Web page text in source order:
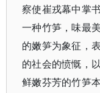
察使崔戎幕中掌
一种竹笋，味最
的嫩笋为象征，
的社会的愤慨，
鲜嫩芬芳的竹笋